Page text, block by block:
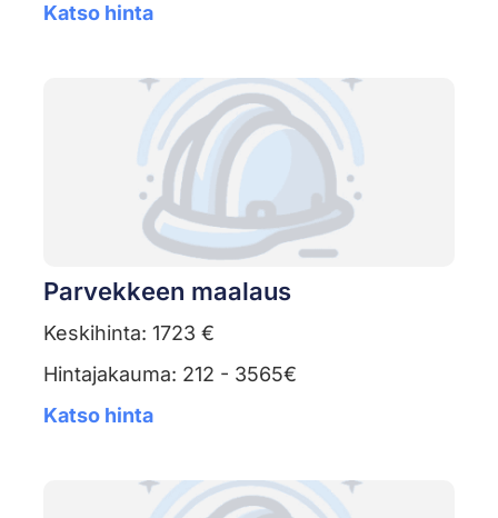
Katso hinta
Parvekkeen maalaus
Keskihinta: 1723 €
Hintajakauma: 212 - 3565€
Katso hinta